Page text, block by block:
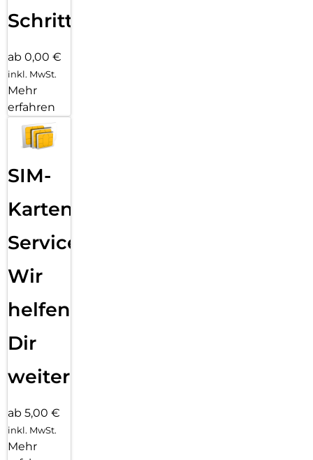
Schritten
ab 0,00 €
inkl. MwSt.
Mehr
erfahren
SIM-
Karten
Service:
Wir
helfen
Dir
weiter
ab 5,00 €
inkl. MwSt.
Mehr